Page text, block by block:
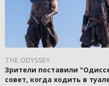
THE ODYSSEY
Зрители поставили
совет, когда ходить в